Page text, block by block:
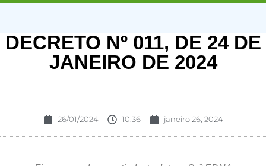
DECRETO Nº 011, DE 24 DE
JANEIRO DE 2024
26/01/2024 10:36 janeiro 26, 2024